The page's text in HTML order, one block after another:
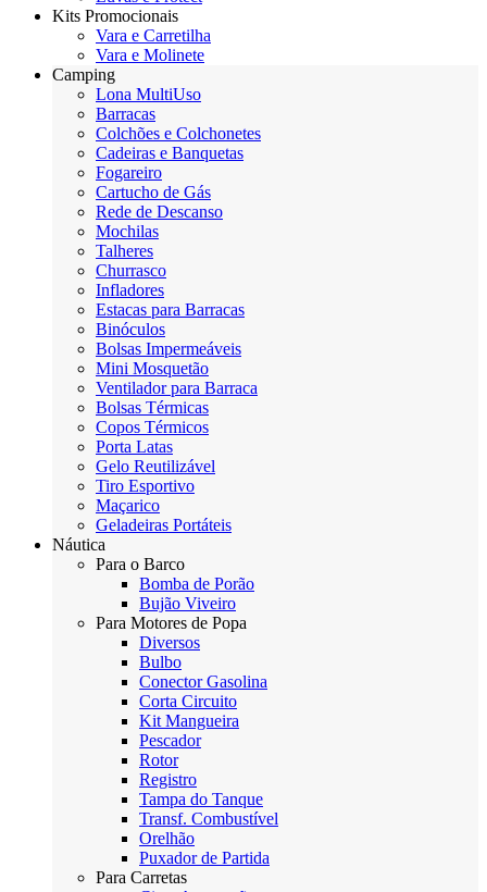
Kits Promocionais
Vara e Carretilha
Vara e Molinete
Camping
Lona MultiUso
Barracas
Colchões e Colchonetes
Cadeiras e Banquetas
Fogareiro
Cartucho de Gás
Rede de Descanso
Mochilas
Talheres
Churrasco
Infladores
Estacas para Barracas
Binóculos
Bolsas Impermeáveis
Mini Mosquetão
Ventilador para Barraca
Bolsas Térmicas
Copos Térmicos
Porta Latas
Gelo Reutilizável
Tiro Esportivo
Maçarico
Geladeiras Portáteis
Náutica
Para o Barco
Bomba de Porão
Bujão Viveiro
Para Motores de Popa
Diversos
Bulbo
Conector Gasolina
Corta Circuito
Kit Mangueira
Pescador
Rotor
Registro
Tampa do Tanque
Transf. Combustível
Orelhão
Puxador de Partida
Para Carretas